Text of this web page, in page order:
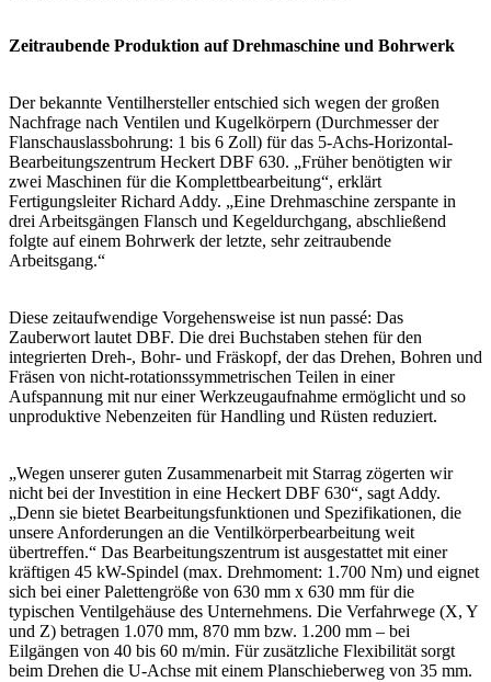
Zeitraubende Produktion auf Drehmaschine und Bohrwerk
Der bekannte Ventilhersteller entschied sich wegen der großen
Nachfrage nach Ventilen und Kugelkörpern (Durchmesser der
Flanschauslassbohrung: 1 bis 6 Zoll) für das 5-Achs-Horizontal-
Bearbeitungszentrum Heckert DBF 630. „Früher benötigten wir
zwei Maschinen für die Komplettbearbeitung“, erklärt
Fertigungsleiter Richard Addy. „Eine Drehmaschine zerspante in
drei Arbeitsgängen Flansch und Kegeldurchgang, abschließend
folgte auf einem Bohrwerk der letzte, sehr zeitraubende
Arbeitsgang.“
Diese zeitaufwendige Vorgehensweise ist nun passé: Das
Zauberwort lautet DBF. Die drei Buchstaben stehen für den
integrierten Dreh-, Bohr- und Fräskopf, der das Drehen, Bohren und
Fräsen von nicht-rotationssymmetrischen Teilen in einer
Aufspannung mit nur einer Werkzeugaufnahme ermöglicht und so
unproduktive Nebenzeiten für Handling und Rüsten reduziert.
„Wegen unserer guten Zusammenarbeit mit Starrag zögerten wir
nicht bei der Investition in eine Heckert DBF 630“, sagt Addy.
„Denn sie bietet Bearbeitungsfunktionen und Spezifikationen, die
unsere Anforderungen an die Ventilkörperbearbeitung weit
übertreffen.“ Das Bearbeitungszentrum ist ausgestattet mit einer
kräftigen 45 kW-Spindel (max. Drehmoment: 1.700 Nm) und eignet
sich bei einer Palettengröße von 630 mm x 630 mm für die
typischen Ventilgehäuse des Unternehmens. Die Verfahrwege (X, Y
und Z) betragen 1.070 mm, 870 mm bzw. 1.200 mm – bei
Eilgängen von 40 bis 60 m/min. Für zusätzliche Flexibilität sorgt
beim Drehen die U-Achse mit einem Planschieberweg von 35 mm.